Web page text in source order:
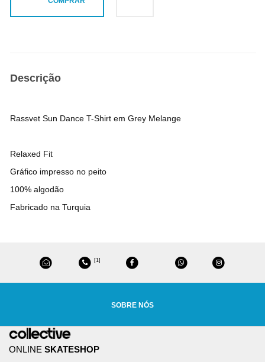
Descrição
Rassvet Sun Dance T-Shirt em Grey Melange
Relaxed Fit
Gráfico impresso no peito
100% algodão
Fabricado na Turquia
[1]
SOBRE NÓS
ONLINE SKATESHOP